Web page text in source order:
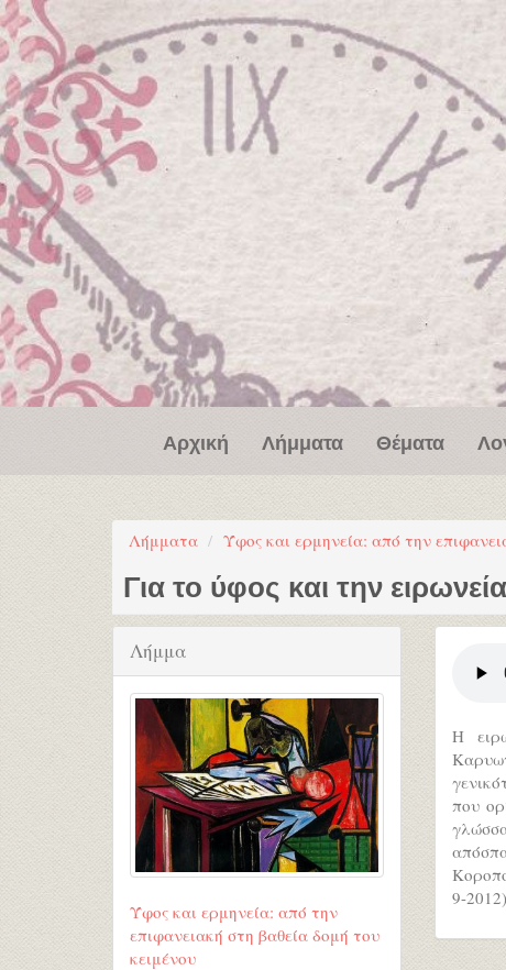
Παράκαμψη προς το κυρίως περιεχόμενο
Αρχική Λήμματα Θέματα
Λήμματα Ύφος και ερμηνεία: από την
Για το ύφος και την
Η
που
9-
Λήμμα
Ύφος και ερμηνεία: από την
επιφανειακή στη βαθεία δομή του
κειμένου